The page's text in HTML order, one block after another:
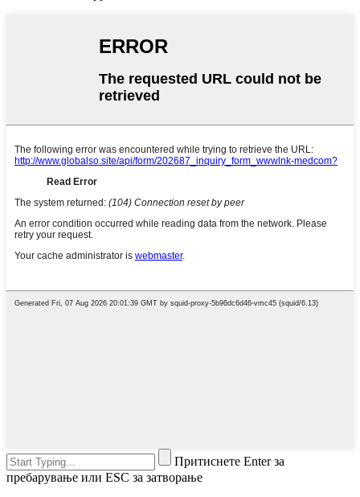
Притиснете Enter за
пребарување или ESC за затворање